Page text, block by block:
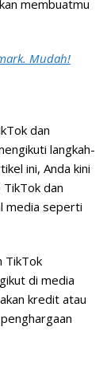
membuatmu
Mudah!
dan
langkah-
ini, Anda kini
dan
media seperti
TikTok
di media
kredit atau